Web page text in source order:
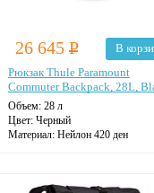
26 645 Р
В
Рюкзак Thule Paramount
Commuter Backpack, 28L,
Объем: 28 л
Цвет: Черный
Материал: Нейлон 420 ден